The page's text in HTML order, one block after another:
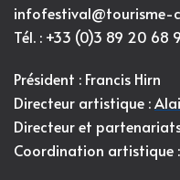
infofestival@tourisme-
Tél. : +33 (0)3 89 20 68
Président : Francis Hirn
Directeur artistique :
Directeur et
Coordination artistique :